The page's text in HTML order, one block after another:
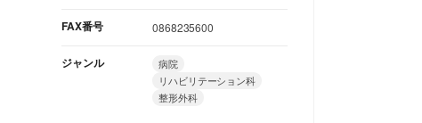
FAX番号 0868235600
ジャンル
病院
リハビリテーション科
整形外科